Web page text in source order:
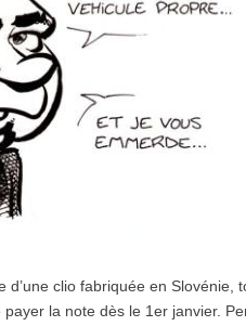
d’une clio fabriquée en
payer la note dès le 1er janvier.